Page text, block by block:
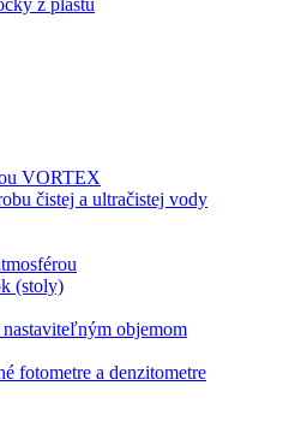
z plastu
VORTEX
čistej a ultračistej vody
(stoly)
nastaviteľným objemom
fotometre a denzitometre